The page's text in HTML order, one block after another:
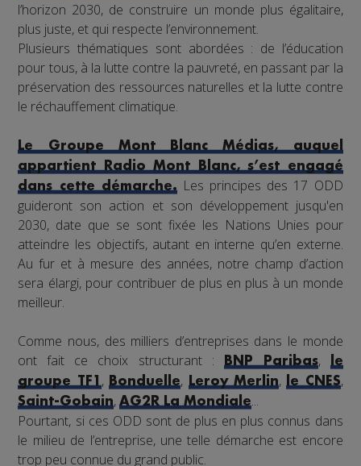
l’horizon 2030, de construire un monde plus égalitaire,
plus juste, et qui respecte l’environnement.
Plusieurs thématiques sont abordées : de l’éducation
pour tous, à la lutte contre la pauvreté, en passant par la
préservation des ressources naturelles et la lutte contre
le réchauffement climatique.
Le Groupe Mont Blanc Médias, auquel
appartient Radio Mont Blanc, s’est engagé
dans cette démarche.Les principes des 17 ODD
guideront son action et son développement jusqu'en
2030, date que se sont fixée les Nations Unies pour
atteindre les objectifs, autant en interne qu’en externe.
Au fur et à mesure des années, notre champ d’action
sera élargi, pour contribuer de plus en plus à un monde
meilleur.
Comme nous, des milliers d’entreprises dans le monde
ont fait ce choix structurant :
BNP Paribas,
le
groupe TF1 , Bonduelle, Leroy Merlin, le CNES,
Saint-Gobain,AG2R La Mondiale...
Pourtant, si ces ODD sont de plus en plus connus dans
le milieu de l’entreprise, une telle démarche est encore
trop peu connue du grand public.